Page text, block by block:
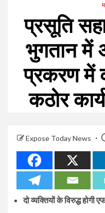
प्रसूति
भुगतान में
प्रकरण में
कठोर
Expose Today News
दो व्यक्तियों के विरुद्ध होगी